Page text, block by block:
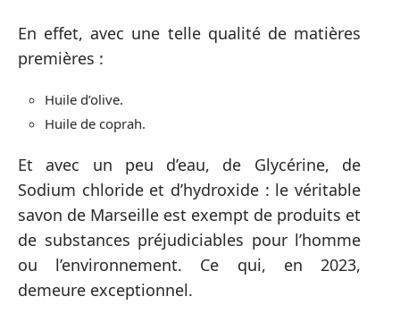
En effet, avec une telle qualité de matières
premières :
Huile d’olive.
Huile de coprah.
Et avec un peu d’eau, de Glycérine, de
Sodium chloride et d’hydroxide : le véritable
savon de Marseille est exempt de produits et
de substances préjudiciables pour l’homme
ou l’environnement. Ce qui, en 2023,
demeure exceptionnel.